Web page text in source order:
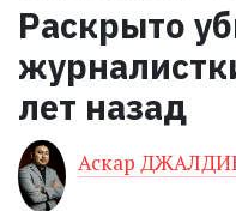
Раскрыто
лет назад
Аскар